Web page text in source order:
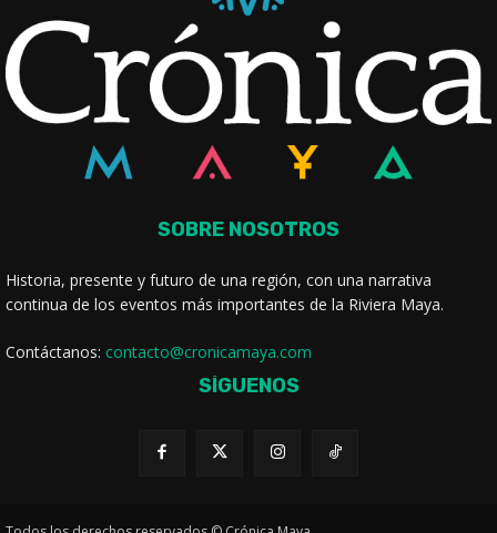
SOBRE NOSOTROS
Historia, presente y futuro de una región, con una narrativa
continua de los eventos más importantes de la Riviera Maya.
Contáctanos: contacto@cronicamaya.com
SÍGUENOS